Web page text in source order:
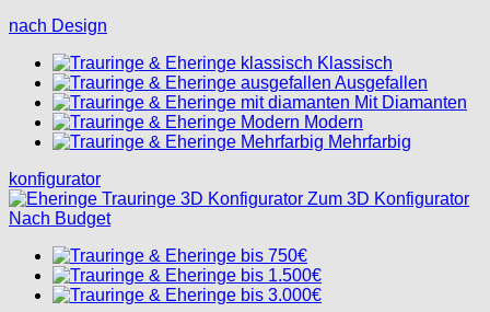
nach Design
Klassisch
Ausgefallen
Mit Diamanten
Modern
Mehrfarbig
konfigurator
Zum 3D Konfigurator
Nach Budget